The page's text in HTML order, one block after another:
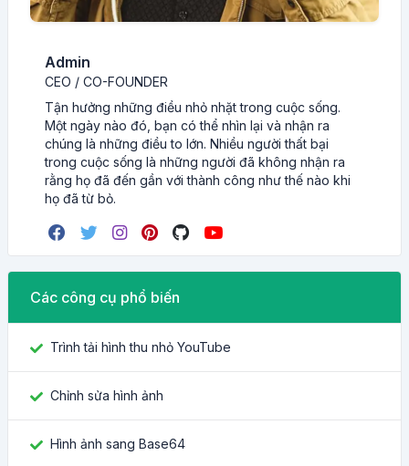
Admin
CEO / CO-FOUNDER
Tận hưởng những điều nhỏ nhặt trong cuộc sống.
Một ngày nào đó, bạn có thể nhìn lại và nhận ra
chúng là những điều to lớn. Nhiều người thất bại
trong cuộc sống là những người đã không nhận ra
rằng họ đã đến gần với thành công như thế nào khi
họ đã từ bỏ.
Các công cụ phổ biến
Trình tải hình thu nhỏ YouTube
Chỉnh sửa hình ảnh
Hình ảnh sang Base64